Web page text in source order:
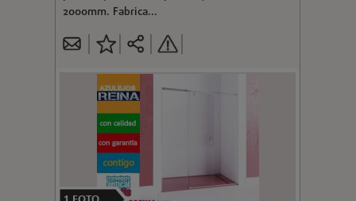
2000mm. Fabrica...